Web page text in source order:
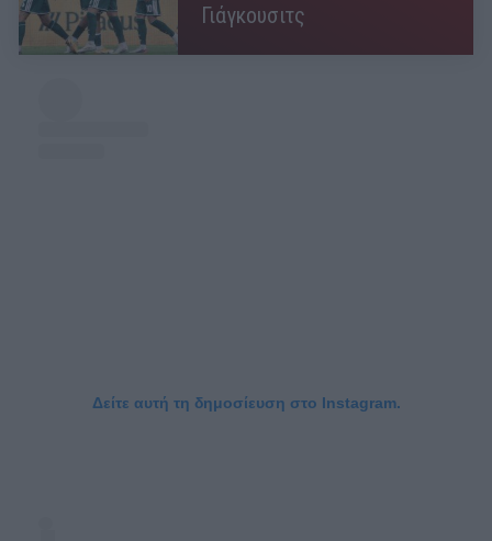
Γιάγκουσιτς
Δείτε αυτή τη δημοσίευση στο Instagram.